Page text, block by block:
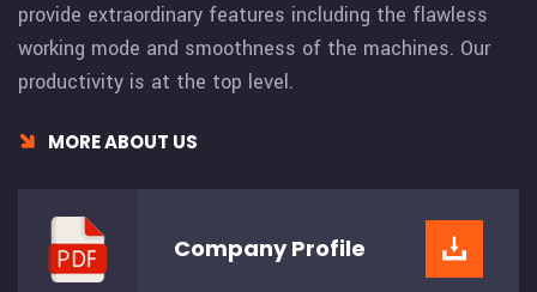
provide extraordinary features including the flawless
working mode and smoothness of the machines. Our
productivity is at the top level.
MORE ABOUT US
CompanyProfile